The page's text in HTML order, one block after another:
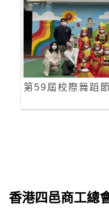
第59屆校際舞蹈
香港四邑商工總